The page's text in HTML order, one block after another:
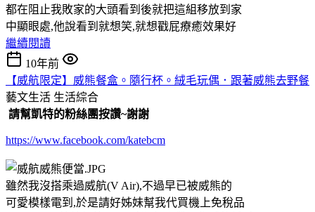
都在阻止我敗家的大頭看到後就把這組移放到家
中顯眼處,他說看到就想笑,就想戳屁療癒效果好
繼續閱讀
10年前
【威航限定】威熊餐盒。隨行杯。絨毛玩偶．跟著威熊去野餐
藝文生活 生活綜合
請幫凱特的粉絲團按讚~謝謝
https://www.facebook.com/katebcm
雖然我沒搭乘過威航(V Air),不過早已被威熊的
可愛模樣電到,於是請好姊妹幫我代買機上免稅品